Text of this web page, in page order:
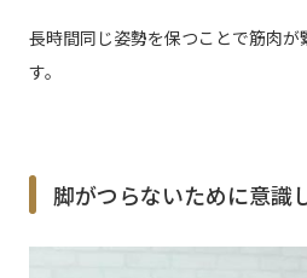
長時間同じ姿勢を保つことで筋肉
す。
脚がつらないために意識